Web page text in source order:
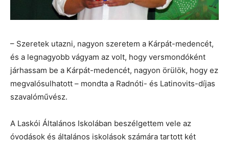
– Szeretek utazni, nagyon szeretem a Kárpát-medencét,
és a legnagyobb vágyam az volt, hogy versmondóként
járhassam be a Kárpát-medencét, nagyon örülök, hogy ez
megvalósulhatott – mondta a Radnóti- és Latinovits-díjas
szavalóművész.
A Laskói Általános Iskolában beszélgettem vele az
óvodások és általános iskolások számára tartott két